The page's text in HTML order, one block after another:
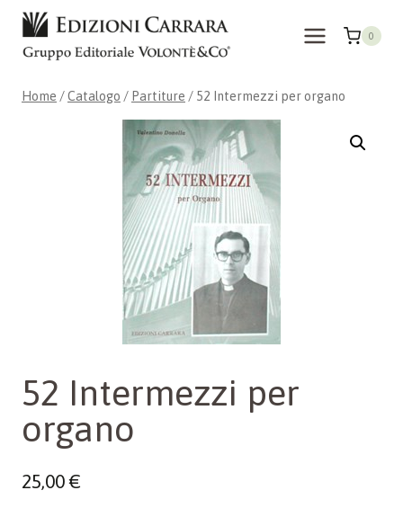
Salta
contenuto
0
Home /Catalogo / Partiture / 52 Intermezzi per organo
52 Intermezzi per
organo
25,00€